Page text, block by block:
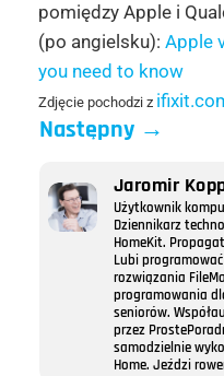
pomiędzy Apple i
(po angielsku): Apple
you need to know
Zdjęcie pochodzi z
Następny→
Jaromir
Użytkownik
Dziennikarz
HomeKit.
Lubi
rozwiązania
programowania
seniorów.
przez
samodzielnie
Home. Jeździ